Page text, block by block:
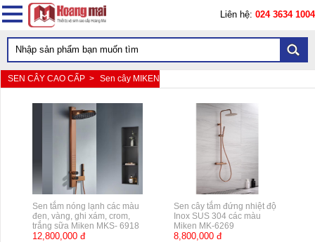
Liên hệ: 024 3634 1004
SEN CÂY CAO CẤP > Sen cây MIKEN
Sen tắm nóng lạnh các màu
đen, vàng, ghi xám, crom,
trắng sữa Miken MKS- 6918
12,800,000 đ
Sen cây tắm đứng nhiệt độ
Inox SUS 304 các màu
Miken MK-6269
8,800,000 đ